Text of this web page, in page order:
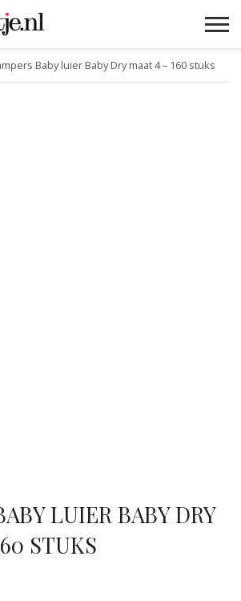
Baby luier Baby Dry maat 4 – 160 stuks
LUIER BABY DRY
STUKS